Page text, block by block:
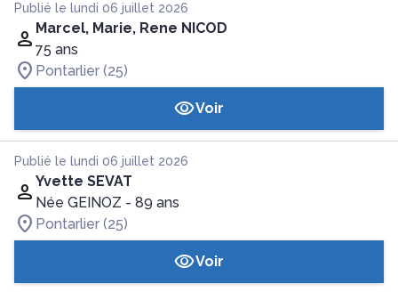
Publié le lundi 06 juillet 2026
Marcel, Marie, Rene NICOD
75 ans
Pontarlier (25)
Voir
Publié le lundi 06 juillet 2026
Yvette SEVAT
Née GEINOZ - 89 ans
Pontarlier (25)
Voir